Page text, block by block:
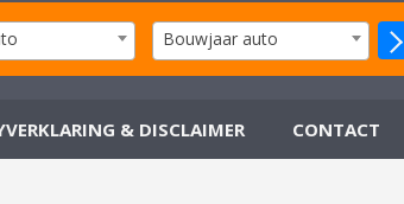
Bouwjaar auto
& DISCLAIMER CONTACT